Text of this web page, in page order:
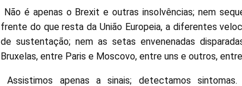
Não é apenas o Brexit e outras insolvências; nem
frente do que resta da União Europeia, a diferentes
de sustentação; nem as setas envenenadas
Bruxelas, entre Paris e Moscovo, entre uns e outros,
Assistimos apenas a sinais; detectamos